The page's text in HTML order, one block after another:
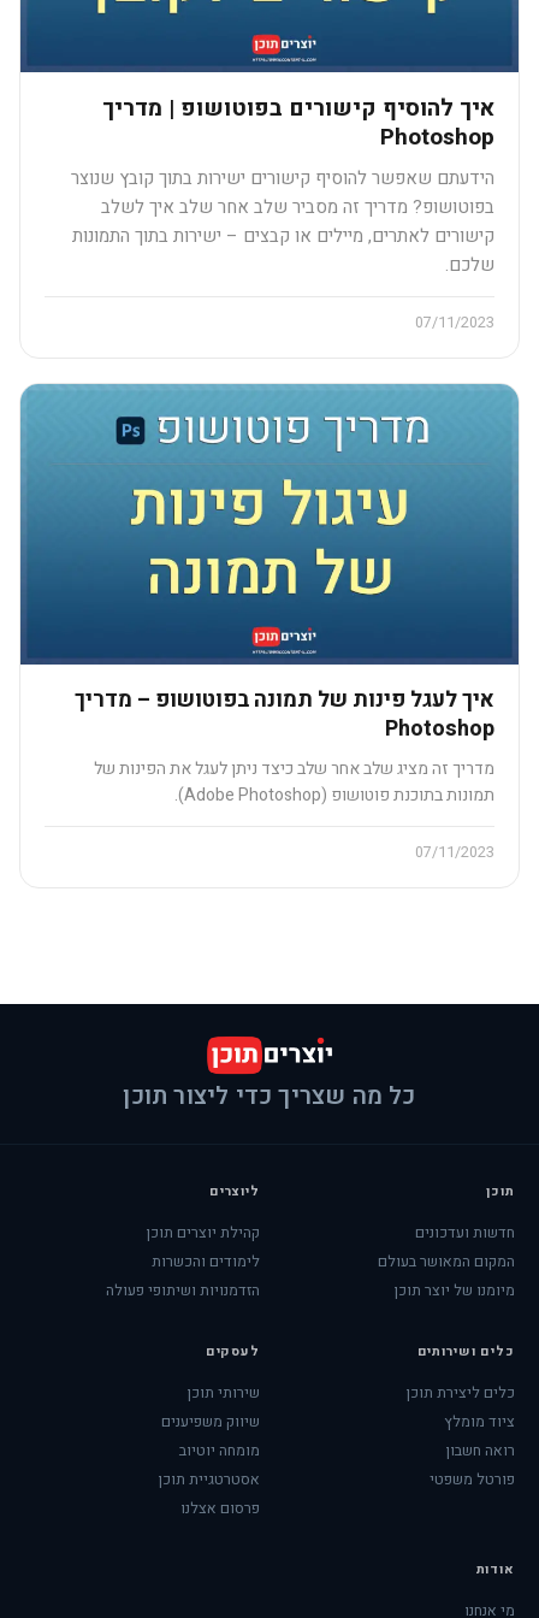
איך להוסיף קישורים בפוטושופ | מדריך
Photoshop
הידעתם שאפשר להוסיף קישורים ישירות בתוך קובץ שנוצר
בפוטושופ? מדריך זה מסביר שלב אחר שלב איך לשלב
קישורים לאתרים, מיילים או קבצים – ישירות בתוך התמונות
שלכם.
07/11/2023
איך לעגל פינות של תמונה בפוטושופ – מדריך
Photoshop
מדריך זה מציג שלב אחר שלב כיצד ניתן לעגל את הפינות של
תמונות בתוכנת פוטושופ (Adobe Photoshop).
07/11/2023
כל מה שצריך כדי ליצור תוכן
תוכן
חדשות ועדכונים
המקום המאושר בעולם
מיומנו של יוצר תוכן
ליוצרים
קהילת יוצרים תוכן
לימודים והכשרות
הזדמנויות ושיתופי פעולה
כלים ושירותים
כלים ליצירת תוכן
ציוד מומלץ
רואה חשבון
פורטל משפטי
לעסקים
שירותי תוכן
שיווק משפיענים
מומחה יוטיוב
אסטרטגיית תוכן
פרסום אצלנו
אודות
מי אנחנו